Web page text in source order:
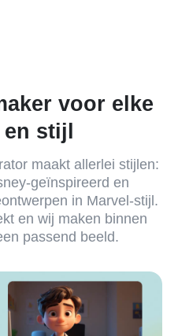
voor elke
stijl
maakt allerlei stijlen:
geïnspireerd en
in Marvel-stijl.
en wij maken binnen
passend beeld.